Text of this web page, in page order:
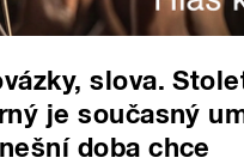
slova.
je současný
doba chce